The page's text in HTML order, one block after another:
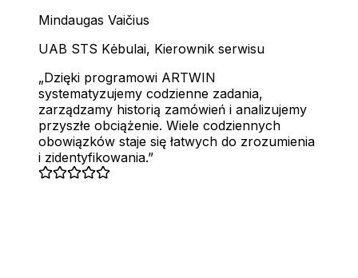
Mindaugas Vaičius
UAB STS Kėbulai, Kierownik serwisu
Dzięki programowi ARTWIN
systematyzujemy codzienne zadania,
zarządzamy historią zamówień i analizujemy
przyszłe obciążenie. Wiele codziennych
obowiązków staje się łatwych do zrozumienia
i zidentyfikowania.